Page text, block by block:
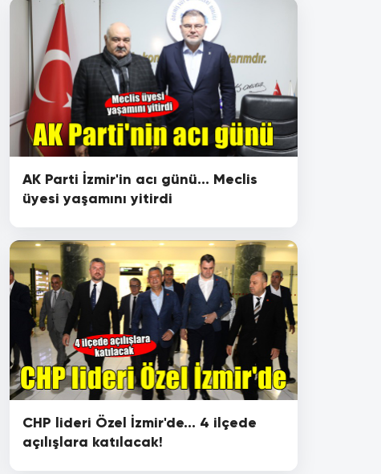
AK Parti İzmir'in acı günü... Meclis
üyesi yaşamını yitirdi
CHP lideri Özel İzmir'de... 4 ilçede
açılışlara katılacak!